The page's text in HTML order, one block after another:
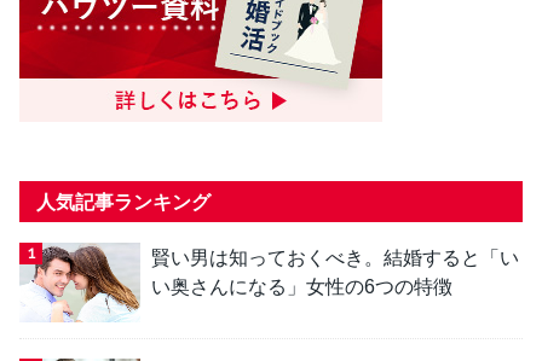
人気記事ランキング
賢い男は知っておくべき。結婚すると「い
い奥さんになる」女性の6つの特徴